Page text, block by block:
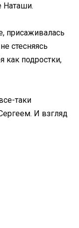
Наташи.
присаживалась
стесняясь
подростки,
таки
И взгляд